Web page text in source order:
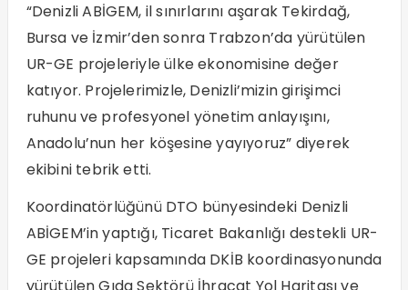
“Denizli ABİGEM, il sınırlarını aşarak Tekirdağ,
Bursa ve İzmir’den sonra Trabzon’da yürütülen
UR-GE projeleriyle ülke ekonomisine değer
katıyor. Projelerimizle, Denizli’mizin girişimci
ruhunu ve profesyonel yönetim anlayışını,
Anadolu’nun her köşesine yayıyoruz” diyerek
ekibini tebrik etti.
Koordinatörlüğünü DTO bünyesindeki Denizli
ABİGEM’in yaptığı, Ticaret Bakanlığı destekli UR-
GE projeleri kapsamında DKİB koordinasyonunda